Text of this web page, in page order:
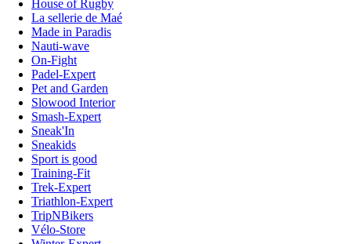
House of Rugby
La sellerie de Maé
Made in Paradis
Nauti-wave
On-Fight
Padel-Expert
Pet and Garden
Slowood Interior
Smash-Expert
Sneak'In
Sneakids
Sport is good
Training-Fit
Trek-Expert
Triathlon-Expert
TripNBikers
Vélo-Store